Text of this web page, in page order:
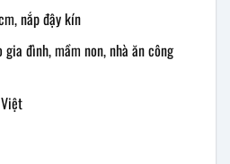
nắp đậy kín
đình, mầm non, nhà ăn công
số lượng